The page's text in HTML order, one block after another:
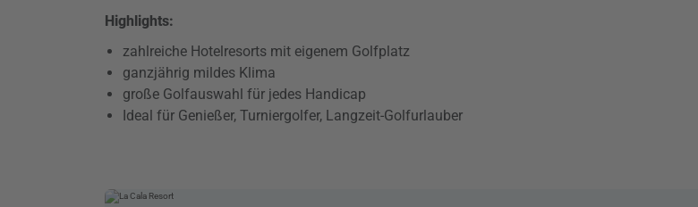
Highlights:
zahlreiche Hotelresorts mit eigenem Golfplatz
ganzjährig mildes Klima
große Golfauswahl für jedes Handicap
Ideal für Genießer, Turniergolfer, Langzeit-Golfurlauber